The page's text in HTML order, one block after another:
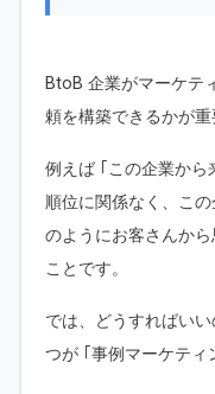
BtoB 企業がマーケテ
頼を構築できるかが重
例えば ｢この企業から
順位に関係なく、こ
のようにお客さんか
ことです。
では、どうすればい
つが ｢事例マーケティ